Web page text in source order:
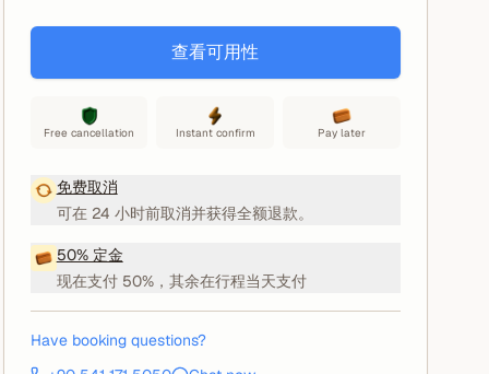
查看可用性
Free cancellation Instant confirm Pay later
免费取消
可在 24 小时前取消并获得全额退款。
50% 定金
现在支付 50%，其余在行程当天支付
Have booking questions?